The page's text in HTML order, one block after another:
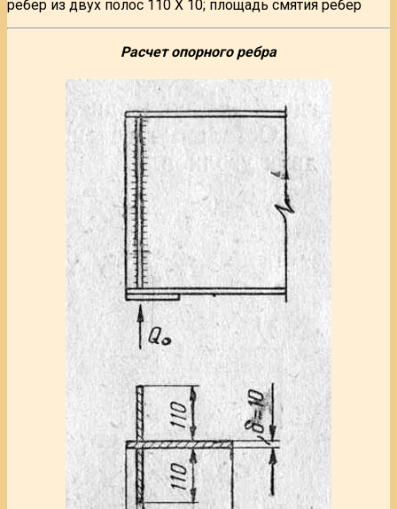
ребер из двух полос 110 X 10; площадь смятия ребер
Расчет опорного ребра